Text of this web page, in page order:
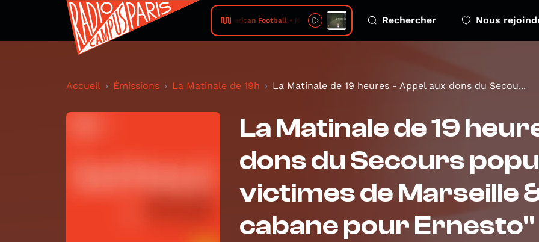
American Football • Never Meant Rechercher Nous
Accueil Émissions La Matinale de 19h La Matinale de 19 heures - Appel aux dons du Secou...
La Matinale de 19
dons du Secours
victimes de Marseille
cabane pour Ernesto"